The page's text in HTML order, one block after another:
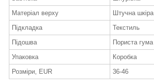
Матеріал верху
Штучна шкіра
Підкладка
Текстиль
Підошва
Пориста гума
Упаковка
Коробка
Розміри, EUR
36-46